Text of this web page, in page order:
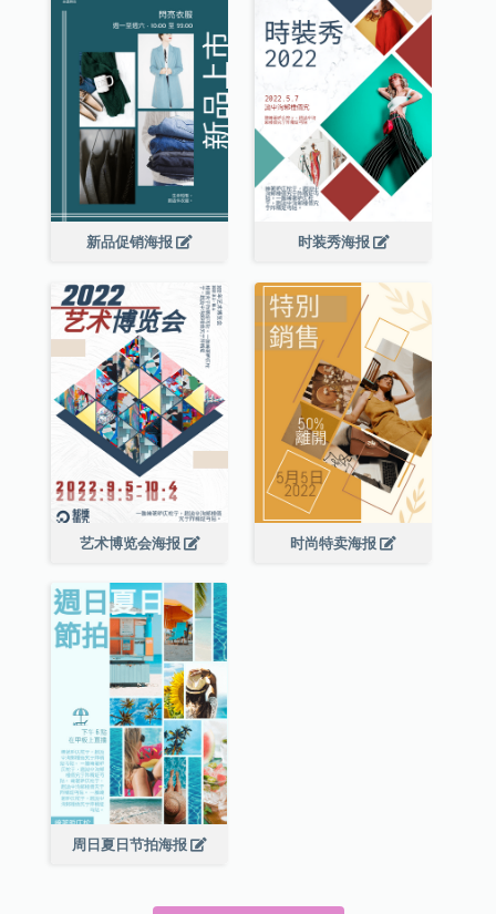
新品促销海报 时装秀海报
艺术博览会海报 时尚特卖海报
周日夏日节拍海报